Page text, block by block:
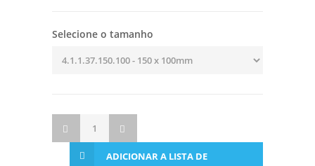
Selecione o tamanho
ADICIONAR A LISTA DE